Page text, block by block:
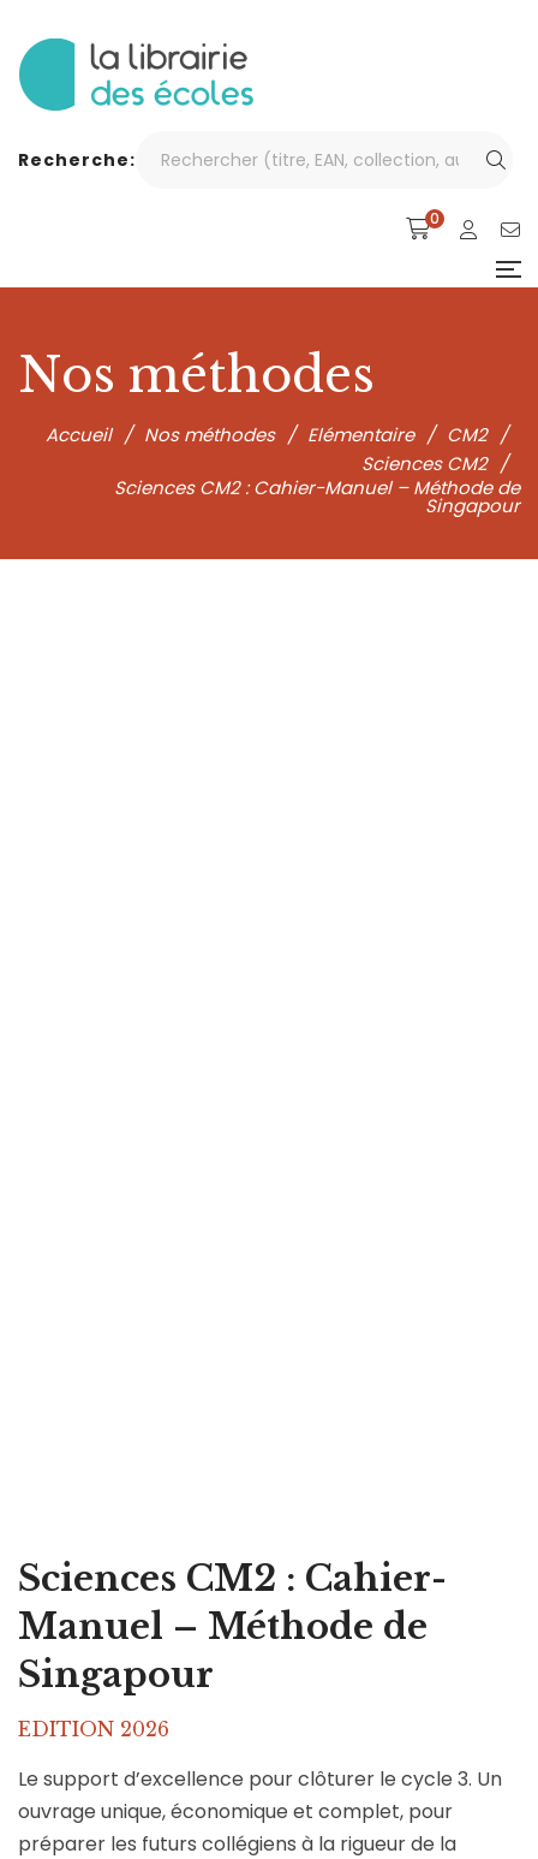
Recherche:
0
Nos méthodes
Accueil / Nos méthodes / Elémentaire / CM2 /
Sciences CM2 /
Sciences CM2 : Cahier-Manuel – Méthode de
Singapour
Sciences CM2 : Cahier-
Manuel – Méthode de
Singapour
EDITION 2026
Le support d’excellence pour clôturer le cycle 3. Un
ouvrage unique, économique et complet, pour
préparer les futurs collégiens à la rigueur de la